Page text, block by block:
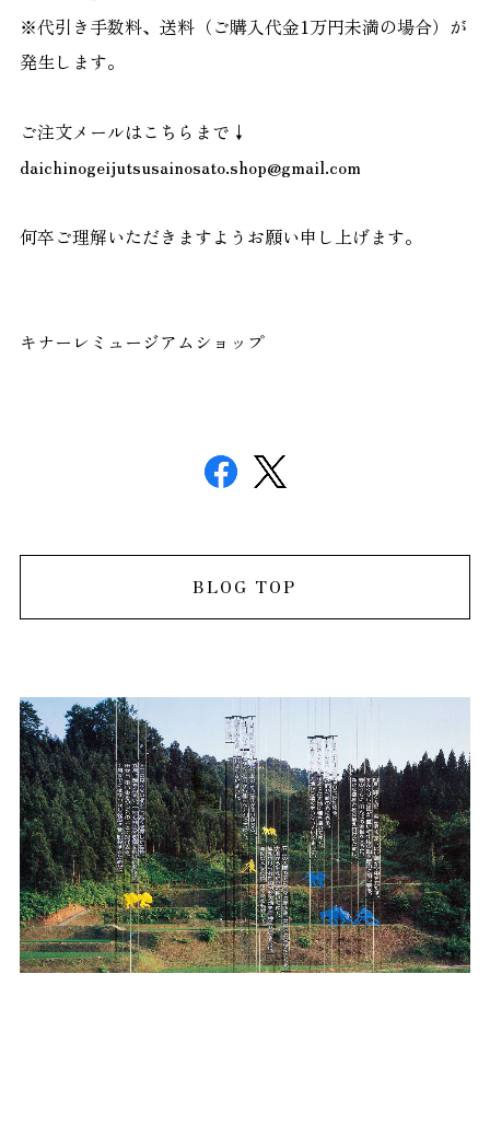
※代引き手数料、送料（ご購入代金1万円未満の場合）が
発生します。
ご注文メールはこちらまで↓
daichinogeijutsusainosato.shop@gmail.com
何卒ご理解いただきますようお願い申し上げます。
キナーレミュージアムショップ
BLOG TOP